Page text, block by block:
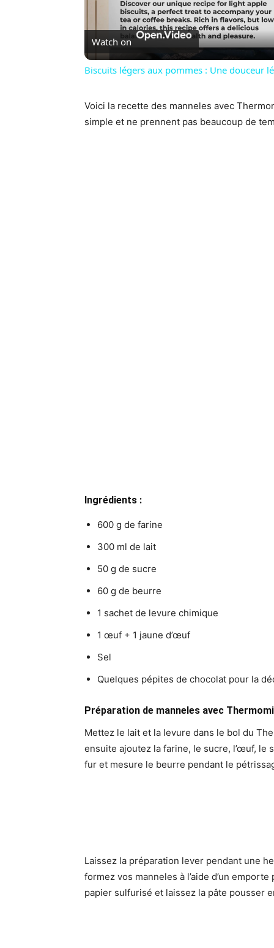
Watch on
Biscuits légers aux pommes : Une douceur
Voici la recette des manneles avec
simple et ne prennent pas beaucoup de
Ingrédients :
600 g de farine
300 ml de lait
50 g de sucre
60 g de beurre
1 sachet de levure chimique
1 œuf + 1 jaune d’œuf
Sel
Quelques pépites de chocolat pour la
Préparation de manneles avec
Mettez le lait et la levure dans le bol du
ensuite ajoutez la farine, le sucre, l’œuf, le
fur et mesure le beurre pendant le
Laissez la préparation lever pendant une
formez vos manneles à l’aide d’un
papier sulfurisé et laissez la pâte pousser